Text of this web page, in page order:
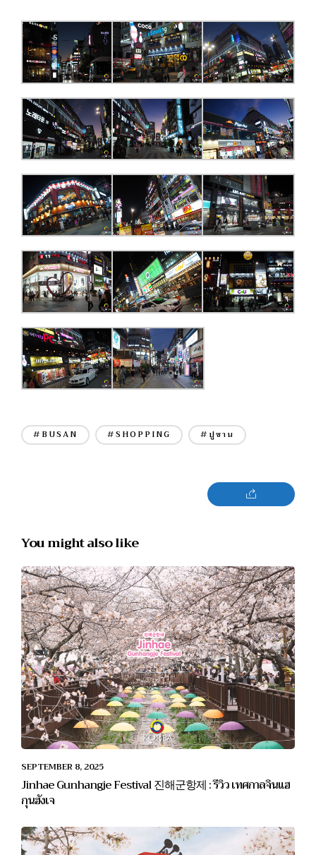
#BUSAN #SHOPPING #ปูซาน
You might also like
SEPTEMBER 8, 2025
Jinhae Gunhangje Festival 진해군항제 : รีวิว เทศกาลจินแฮ
กุนฮังเจ